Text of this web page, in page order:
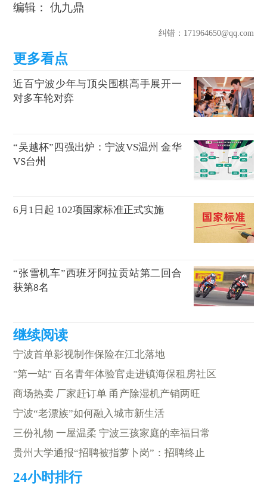
编辑： 仇九鼎
纠错：171964650@qq.com
近百宁波少年与顶尖围棋高手展开一
对多车轮对弈
“吴越杯”四强出炉：宁波VS温州 金华
VS台州
6月1日起 102项国家标准正式实施
“张雪机车”西班牙阿拉贡站第二回合
获第8名
宁波首单影视制作保险在江北落地
"第一站" 百名青年体验官走进镇海保租房社区
商场热卖 厂家赶订单 甬产除湿机产销两旺
宁波“老漂族”如何融入城市新生活
三份礼物 一屋温柔 宁波三孩家庭的幸福日常
贵州大学通报“招聘被指萝卜岗”：招聘终止